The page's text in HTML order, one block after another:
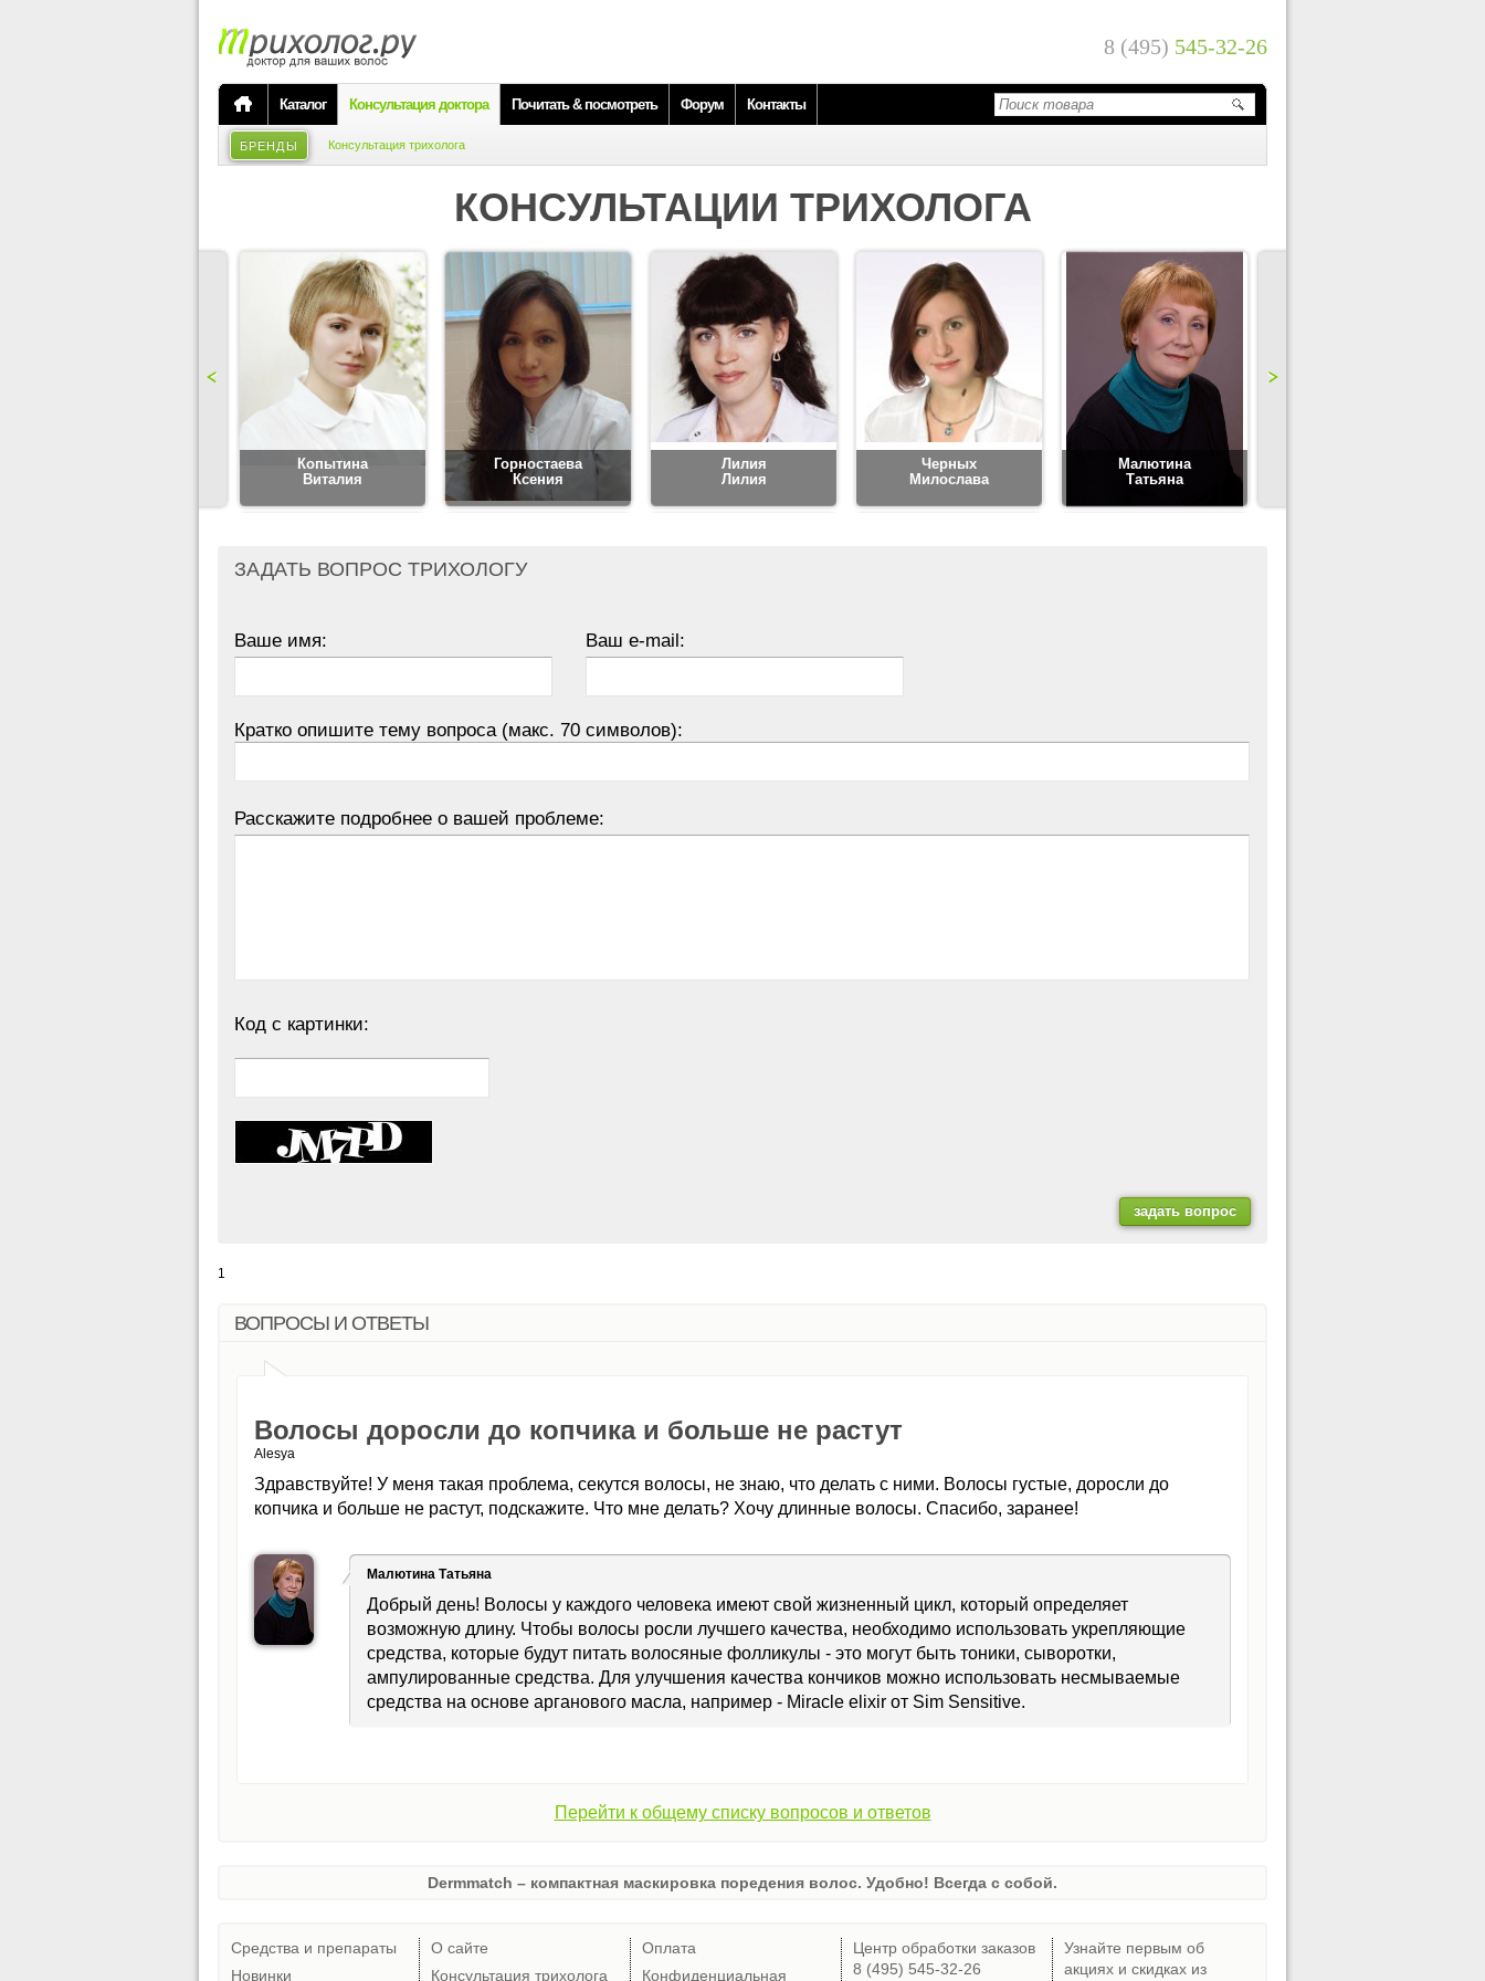
8 (495) 545-32-26
Каталог Консультация доктора Почитать & посмотреть Форум Контакты
БРЕНДЫ Консультация трихолога
КОНСУЛЬТАЦИИ ТРИХОЛОГА
Копытина
Виталия
Горностаева
Ксения
Лилия
Лилия
Черных
Милослава
Малютина
Татьяна
ЗАДАТЬ ВОПРОС ТРИХОЛОГУ
Ваше имя: Ваш e-mail:
Кратко опишите тему вопроса (макс. 70 символов):
Расскажите подробнее о вашей проблеме:
Код с картинки:
1
ВОПРОСЫ И ОТВЕТЫ
Волосы доросли до копчика и больше не растут
Alesya
Здравствуйте! У меня такая проблема, секутся волосы, не знаю, что делать с ними. Волосы густые, доросли до
копчика и больше не растут, подскажите. Что мне делать? Хочу длинные волосы. Спасибо, заранее!
Малютина Татьяна
Добрый день! Волосы у каждого человека имеют свой жизненный цикл, который определяет
возможную длину. Чтобы волосы росли лучшего качества, необходимо использовать укрепляющие
средства, которые будут питать волосяные фолликулы - это могут быть тоники, сыворотки,
ампулированные средства. Для улучшения качества кончиков можно использовать несмываемые
средства на основе арганового масла, например - Miracle elixir от Sim Sensitive.
Перейти к общему списку вопросов и ответов
Dermmatch – компактная маскировка поредения волос. Удобно! Всегда с собой.
Средства и препараты
Новинки
О сайте
Консультация трихолога
Оплата
Конфиденциальная
Центр обработки заказов
8 (495) 545-32-26
Узнайте первым об
акциях и скидках из